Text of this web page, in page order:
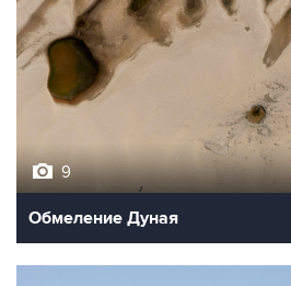
9
Обмеление Дуная